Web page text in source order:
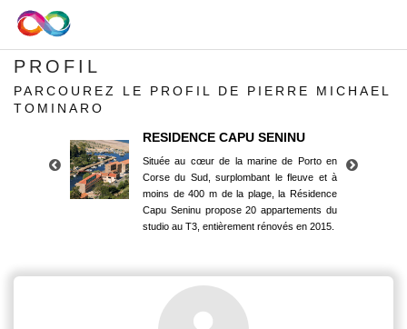
PROFIL
PARCOUREZ LE PROFIL DE PIERRE MICHAEL
TOMINARO
RESIDENCE CAPU SENINU
Située au cœur de la marine de Porto en
Corse du Sud, surplombant le fleuve et à
moins de 400 m de la plage, la Résidence
Capu Seninu propose 20 appartements du
studio au T3, entièrement rénovés en 2015.
Corse du Sud, surplombant le fleuve et à
moins de 400 m de la plage, la Résidence
Capu Seninu propose 20 appartements du